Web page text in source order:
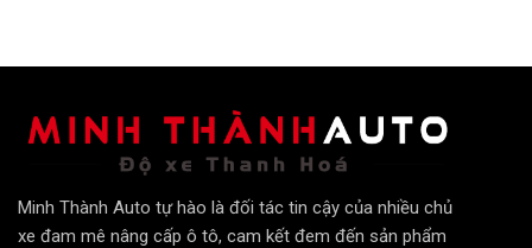
Minh Thành Auto tự hào là đối tác tin cậy của nhiều chủ
xe đam mê nâng cấp ô tô, cam kết đem đến sản phẩm